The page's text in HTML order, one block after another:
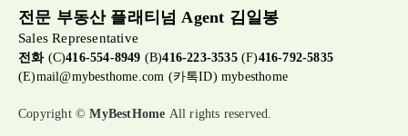
전문 부동산 플래티넘 Agent 김일봉
Sales Representative
전화(C)416-554-8949 (B)416-223-3535(F)416-792-5835
(E)mail@mybesthome.com (카톡ID) mybesthome
Copyright ©MyBestHome All rights reserved.